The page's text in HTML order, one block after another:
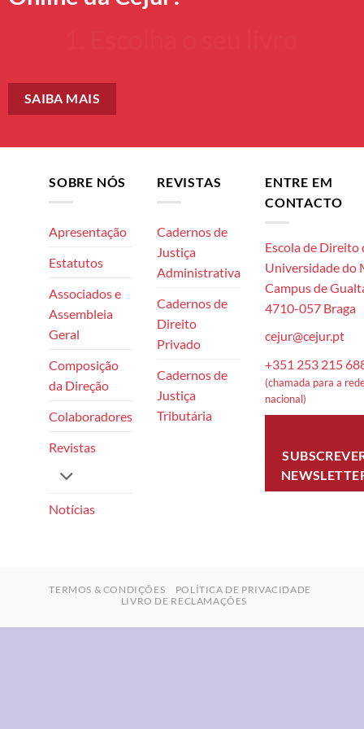
SAIBA MAIS
SOBRE NÓS
Apresentação
Estatutos
Associados e
Assembleia
Geral
Composição
da Direção
Colaboradores
Revistas
Notícias
REVISTAS
Cadernos de
Justiça
Administrativa
Cadernos de
Direito
Privado
Cadernos de
Justiça
Tributária
ENTRE EM
CONTACTO
Escola de Direito
Universidade do
Campus de
4710-057 Braga
cejur@cejur.pt
+351 253 215
(chamada para a
nacional)
TERMOS & CONDIÇÕES
POLÍTICA DE PRIVACIDADE
LIVRO DE RECLAMAÇÕES